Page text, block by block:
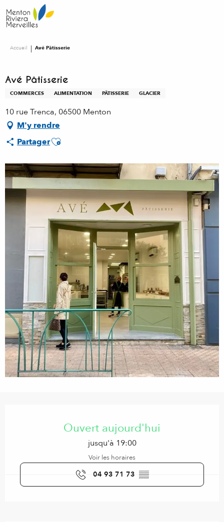
au
contenu
Accueil Avé Pâtisserie
Avé Pâtisserie
COMMERCES ALIMENTATION PÂTISSERIE GLACIER
10 rue Trenca, 06500 Menton
M'y rendre
PartagerAjouter aux favoris
Ouvert aujourd'hui
jusqu'à 19:00
Voir les horaires
04 93 71 73 ▒▒